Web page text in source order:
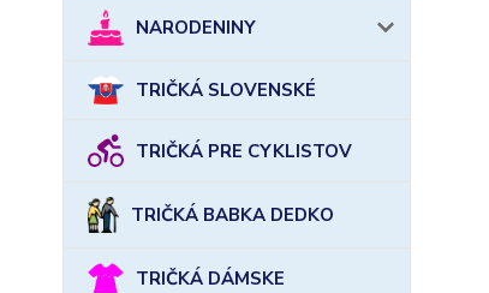
NARODENINY
TRIČKÁ SLOVENSKÉ
TRIČKÁ PRE CYKLISTOV
TRIČKÁ BABKA DEDKO
TRIČKÁ DÁMSKE